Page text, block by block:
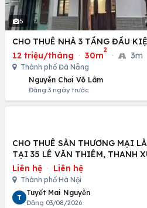
5
CHO THUÊ NHÀ 3 TẦNG ĐẦU
12 triệu/tháng · 30m
2
· 3m
Thành phố Đà Nẵng
Nguyễn Chơi Võ Lâm
Đăng 3 ngày trước
CHO THUÊ SÀN THƯƠNG MẠI
TẠI 35 LÊ VĂN THIÊM, THANH
Liên hệ · Liên hệ
Thành phố Hà Nội
T
Tuyết Mai Nguyễn
Đăng 03/08/2026